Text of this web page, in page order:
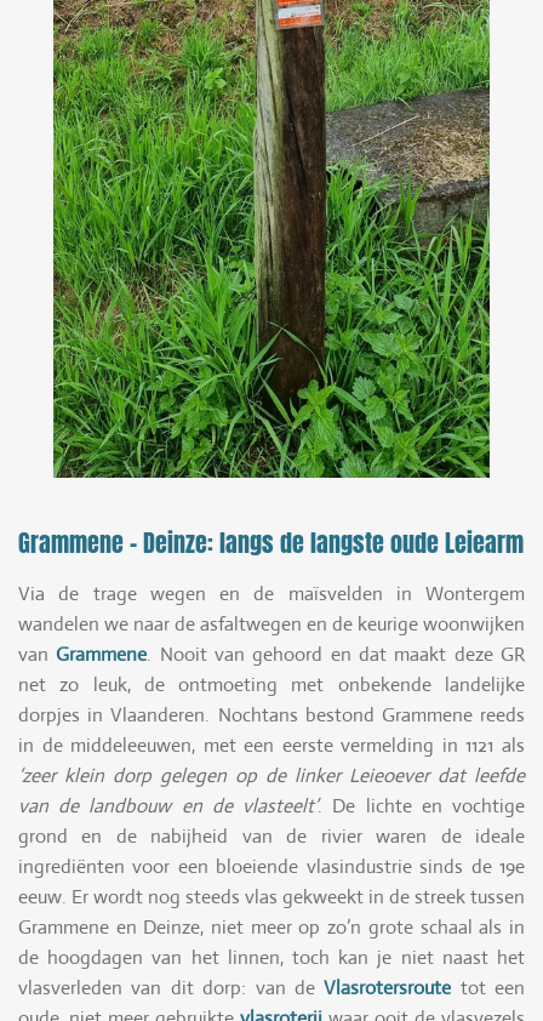
Grammene – Deinze: langs de langste oude Leiearm
Via de trage wegen en de maïsvelden in Wontergem
wandelen we naar de asfaltwegen en de keurige woonwijken
vanGrammene. Nooit van gehoord en dat maakt deze GR
net zo leuk, de ontmoeting met onbekende landelijke
dorpjes in Vlaanderen. Nochtans bestond Grammene reeds
in de middeleeuwen, met een eerste vermelding in 1121 als
‘zeer klein dorp gelegen op de linker Leieoever dat leefde
van de landbouw en de vlasteelt’. De lichte en vochtige
grond en de nabijheid van de rivier waren de ideale
ingrediënten voor een bloeiende vlasindustrie sinds de 19e
eeuw. Er wordt nog steeds vlas gekweekt in de streek tussen
Grammene en Deinze, niet meer op zo’n grote schaal als in
de hoogdagen van het linnen, toch kan je niet naast het
vlasverleden van dit dorp: van deVlasrotersroute tot een